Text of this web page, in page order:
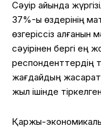
Сәуір айында
37%-ы өздерінің
өзгеріссіз
сәуірінен бергі ең
респонденттердің
жағдайдың
жыл ішінде
Қаржы-